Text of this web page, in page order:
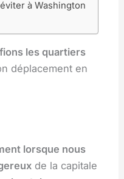
à Washington
les quartiers
déplacement en
lorsque nous
de la capitale